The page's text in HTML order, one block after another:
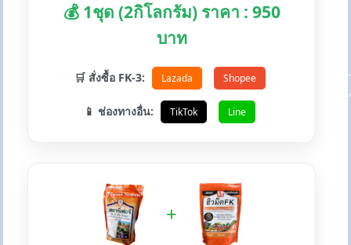
💰 1ชุด (2กิโลกรัม) ราคา : 950
บาท
🛒 สั่งซื้อ FK-3: Lazada Shopee
📱 ช่องทางอื่น: TikTok Line
+